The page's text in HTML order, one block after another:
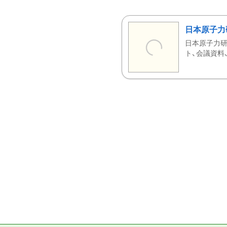
日本原子
日本原子力
ト、会議資